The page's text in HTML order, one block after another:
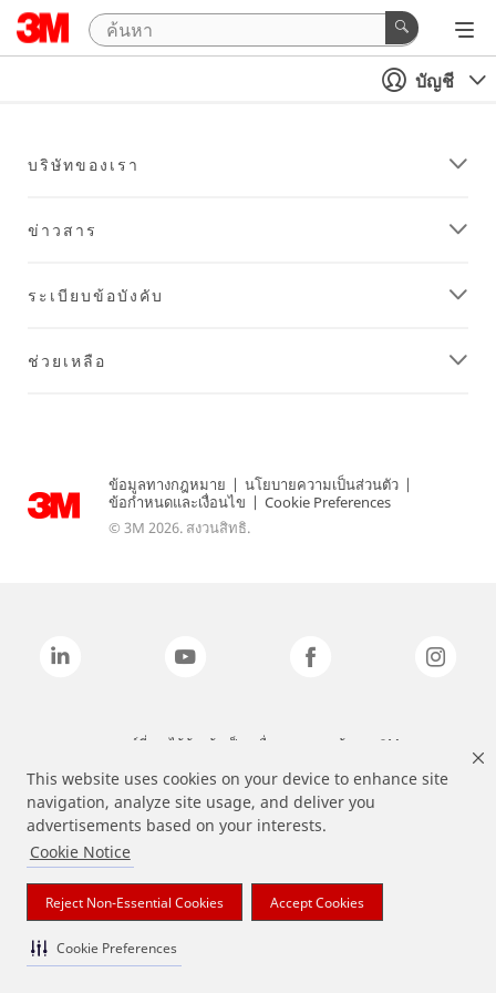
This website uses cookies on your device to enhance site
navigation, analyze site usage, and deliver you
advertisements based on your interests.
Cookie Notice
Reject Non-Essential Cookies Accept Cookies
Cookie Preferences
บัญชี
บริษัทของเรา
ข่าวสาร
ระเบียบข้อบังคับ
ช่วยเหลือ
ข้อมูลทางกฎหมาย | นโยบายความเป็นส่วนตัว |
ข้อกำหนดและเงื่อนไข | Cookie Preferences
© 3M 2026. สงวนสิทธิ.
แบรนด์ที่ระบุไว้ข้างต้นเป็นเครื่องหมายการค้าของ 3M